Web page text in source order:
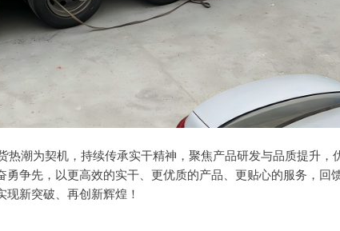
为契机，持续传承实干精神，聚焦产品研发与品质提升，
争先，以更高效的实干、更优质的产品、更贴心的服务，回
新突破、再创新辉煌！